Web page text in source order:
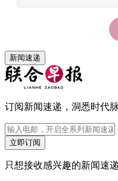
新闻速递
订阅新闻速递，洞悉时代脉
立即订阅
只想接收感兴趣的新闻速